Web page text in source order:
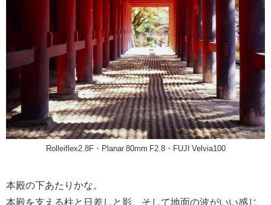
Rolleiflex2.8F・Planar 80mm F2.8・FUJI Velvia100
本殿の下あたりかな。
本殿を支える柱と日差しと影、そして地面の波がいい感じ